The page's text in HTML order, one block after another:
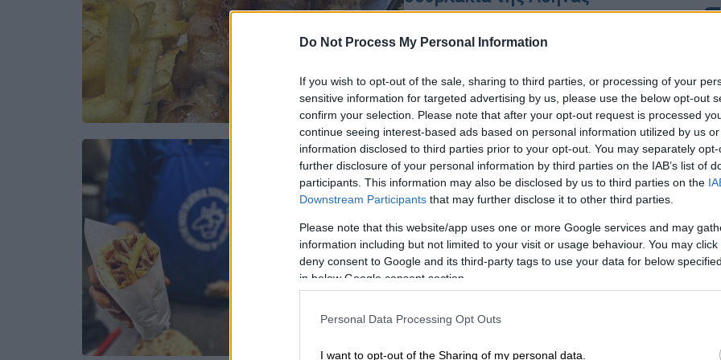
Do Not Process My Personal Information
If you wish to opt-out of the sale, sharing to third parties, or processing of your
sensitive information for targeted advertising by us, please use the below opt-out
confirm your selection. Please note that after your opt-out request is processed
continue seeing interest-based ads based on personal information utilized by us
information disclosed to third parties prior to your opt-out. You may separately
further disclosure of your personal information by third parties on the IAB’s list of
participants. This information may also be disclosed by us to third parties on the
Downstream Participants that may further disclose it to other third parties.
Please note that this website/app uses one or more Google services and may
information including but not limited to your visit or usage behaviour. You may
deny consent to Google and its third-party tags to use your data for below
in below Google consent section.
Personal Data Processing Opt Outs
I want to opt-out of the Sharing of my personal data.
φθηνότερο στην Ελλάδα, ίσως να τον
νεούδι στο κέντρο της πόλης.
Our Network| 28.11.2025 21:00
«Μπλε» σουβλάκια κι ο πιο
ξακουστός γύρος της Νέας
Σμύρνης
Μια γευστική στάση που ανανεώνει
τον τρόπο που αντιλαμβανόμαστε το
ελληνικό street food, με έμφαση στην
ποιότητα, τη νοστιμιά και τη